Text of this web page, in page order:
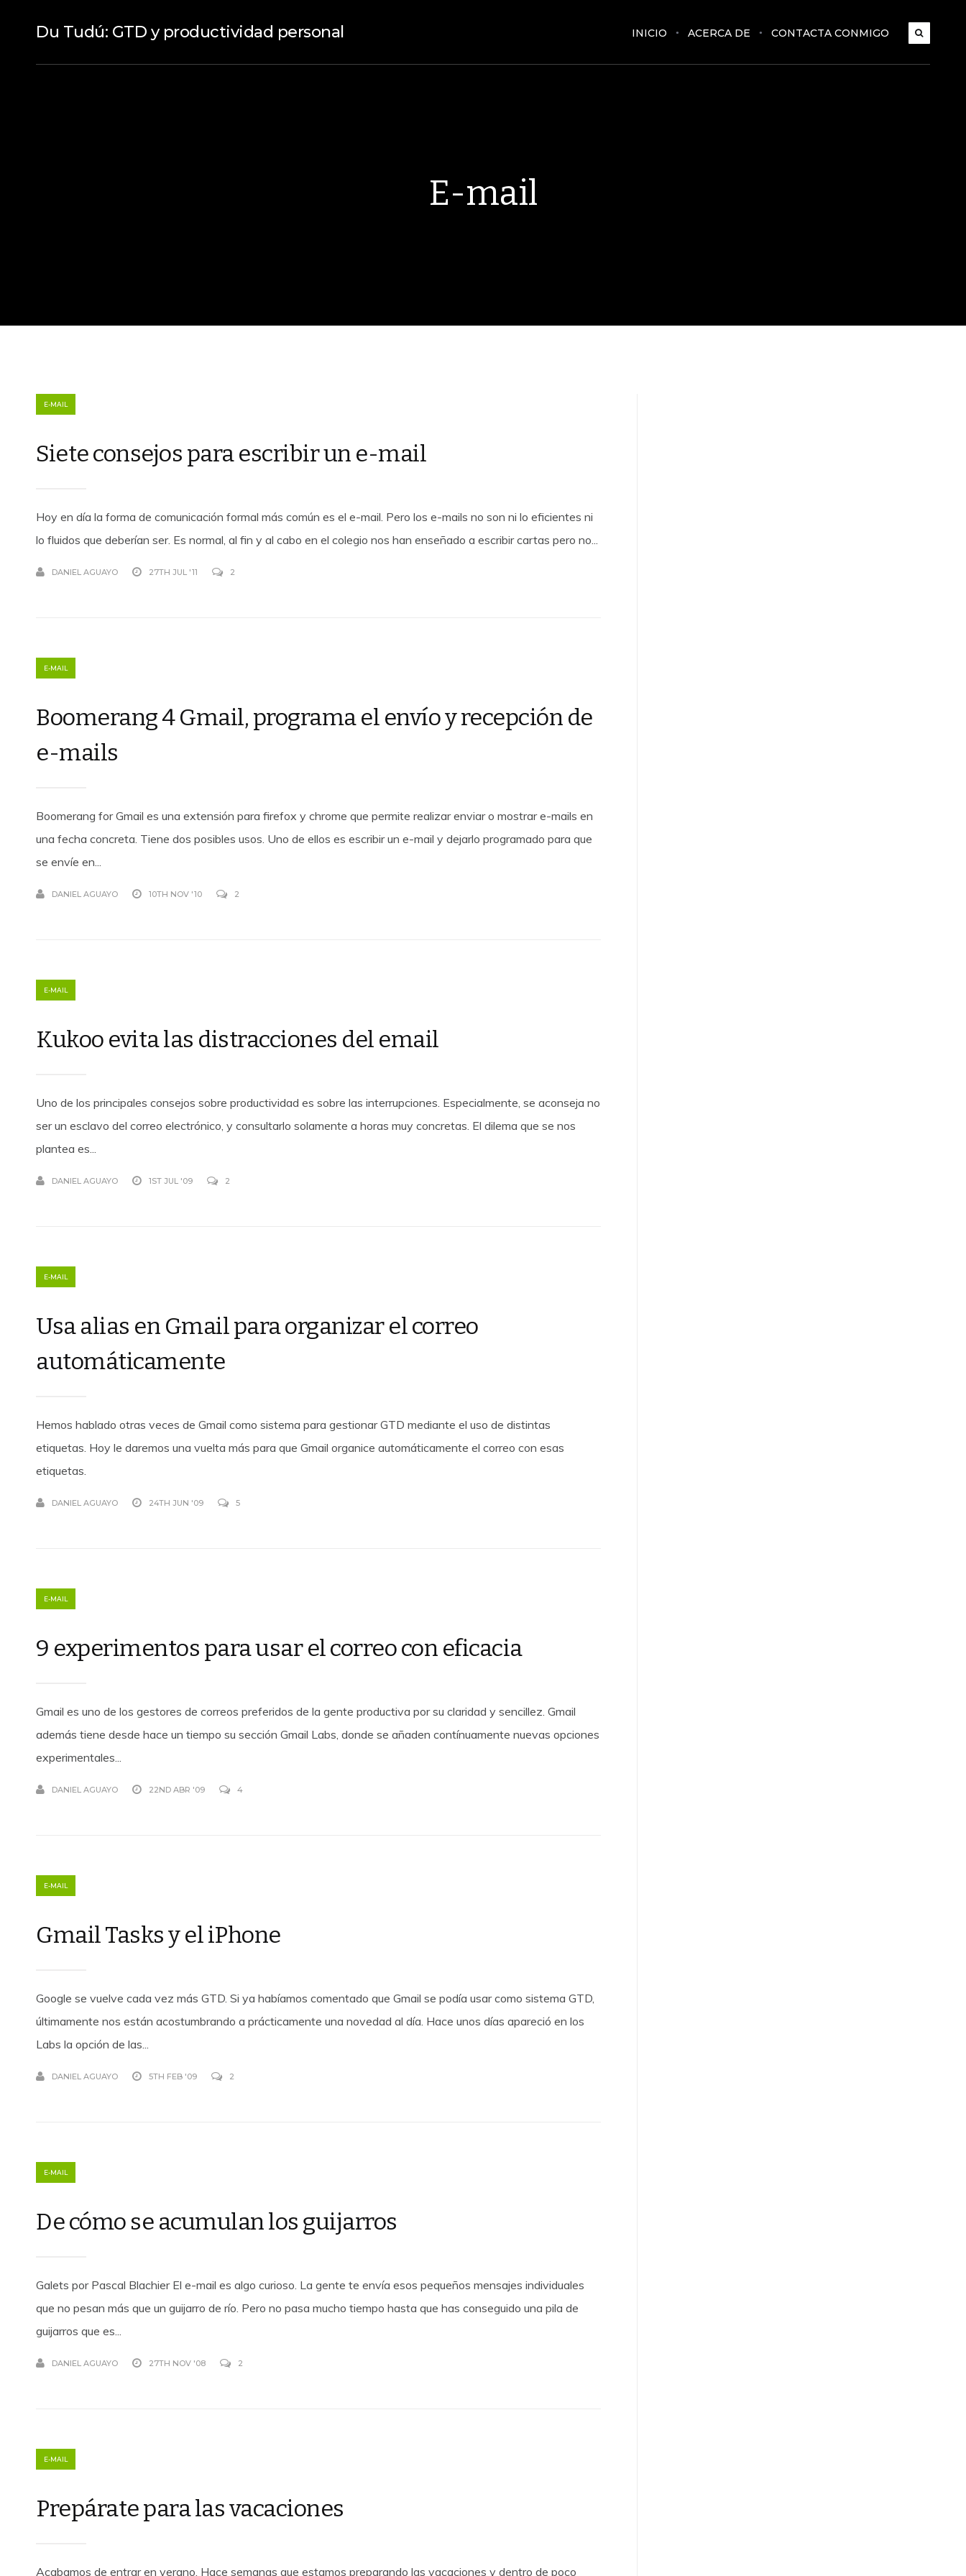
Du Tudú: GTD y productividad personal INICIO ACERCA DE CONTACTA CONMIGO
E-mail
E-MAIL
Siete consejos para escribir un e-mail
Hoy en día la forma de comunicación formal más común es el e-mail. Pero los e-mails no son ni lo eficientes ni
lo fluidos que deberían ser. Es normal, al fin y al cabo en el colegio nos han enseñado a escribir cartas pero no...
DANIEL AGUAYO 27TH JUL '11 2
E-MAIL
Boomerang 4 Gmail, programa el envío y recepción de
e-mails
Boomerang for Gmail es una extensión para firefox y chrome que permite realizar enviar o mostrar e-mails en
una fecha concreta. Tiene dos posibles usos. Uno de ellos es escribir un e-mail y dejarlo programado para que
se envíe en...
DANIEL AGUAYO 10TH NOV '10 2
E-MAIL
Kukoo evita las distracciones del email
Uno de los principales consejos sobre productividad es sobre las interrupciones. Especialmente, se aconseja no
ser un esclavo del correo electrónico, y consultarlo solamente a horas muy concretas. El dilema que se nos
plantea es...
DANIEL AGUAYO 1ST JUL '09 2
E-MAIL
Usa alias en Gmail para organizar el correo
automáticamente
Hemos hablado otras veces de Gmail como sistema para gestionar GTD mediante el uso de distintas
etiquetas. Hoy le daremos una vuelta más para que Gmail organice automáticamente el correo con esas
etiquetas.
DANIEL AGUAYO 24TH JUN '09 5
E-MAIL
9 experimentos para usar el correo con eficacia
Gmail es uno de los gestores de correos preferidos de la gente productiva por su claridad y sencillez. Gmail
además tiene desde hace un tiempo su sección Gmail Labs, donde se añaden contínuamente nuevas opciones
experimentales...
DANIEL AGUAYO 22ND ABR '09 4
E-MAIL
Gmail Tasks y el iPhone
Google se vuelve cada vez más GTD. Si ya habíamos comentado que Gmail se podía usar como sistema GTD,
últimamente nos están acostumbrando a prácticamente una novedad al día. Hace unos días apareció en los
Labs la opción de las...
DANIEL AGUAYO 5TH FEB '09 2
E-MAIL
De cómo se acumulan los guijarros
Galets por Pascal Blachier El e-mail es algo curioso. La gente te envía esos pequeños mensajes individuales
que no pesan más que un guijarro de río. Pero no pasa mucho tiempo hasta que has conseguido una pila de
guijarros que es...
DANIEL AGUAYO 27TH NOV '08 2
E-MAIL
Prepárate para las vacaciones
Acabamos de entrar en verano. Hace semanas que estamos preparando las vacaciones y dentro de poco